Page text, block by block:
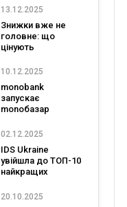
чого вони бізнесу
13.12.2025
Знижки вже не
головне: що
цінують
програмах
10.12.2025
monobank
запускає
monoбазар
02.12.2025
IDS Ukraine
увійшла до ТОП-10
найкращих
України 2025 року
20.10.2025